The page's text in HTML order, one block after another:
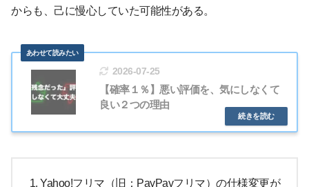
からも、己に慢心していた可能性がある。
2026-07-25
【確率１％】悪い評価を、気にしなくて
良い２つの理由
Yahoo!フリマ（旧：PayPayフリマ）の仕様変更が